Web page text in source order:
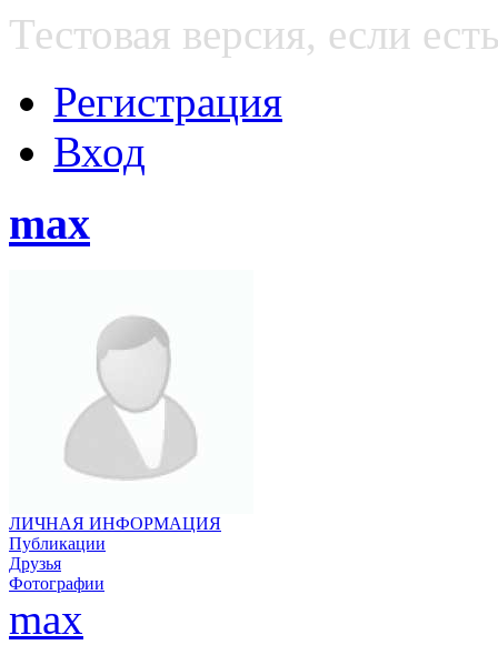
Тестовая версия, если
Регистрация
Вход
max
ЛИЧНАЯ ИНФОРМАЦИЯ
Публикации
Друзья
Фотографии
max